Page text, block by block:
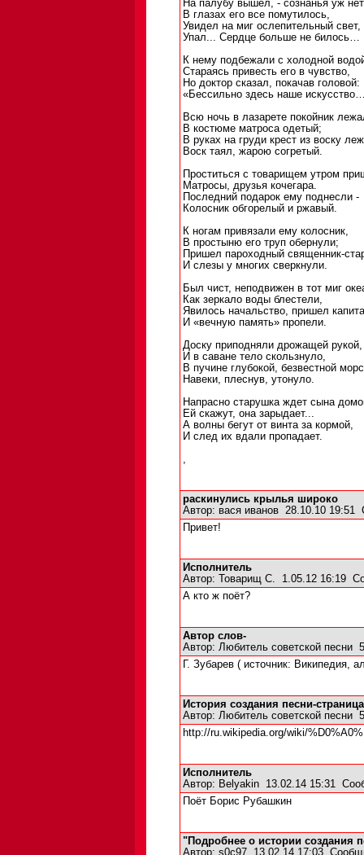
На палубу вышел, - сознанья уж
В глазах его все помутилось,
Увидел на миг ослепительный свет,
Упал... Сердце больше не билось…
К нему подбежали с холодной
Стараясь привесть его в чувство,
Но доктор сказал, покачав головой:
«Бессильно здесь наше
Всю ночь в лазарете покойник
В костюме матроса одетый;
В руках на груди крест из воску
Воск таял, жарою согретый.
Проститься с товарищем утром
Матросы, друзья кочегара.
Последний подарок ему поднесли -
Колосник обгорелый и ржавый.
К ногам привязали ему колосник,
В простыню его труп обернули;
Пришел пароходный священник-
И слезы у многих сверкнули.
Был чист, неподвижен в тот миг
Как зеркало воды блестели,
Явилось начальство, пришел
И «вечную память» пропели.
Доску приподняли дрожащей рукой,
И в саване тело скользнуло,
В пучине глубокой, безвестной
Навеки, плеснув, утонуло.
Напрасно старушка ждет сына
Ей скажут, она зарыдает...
А волны бегут от винта за кормой,
И след их вдали пропадает.
,
раскинулись крылья широко
Автор: вася иванов 28.10.10 19:51
Привет!
Исполнитель
Автор:
Товарищ С. 1.05.12 16:19
А кто ж поёт?
Автор слов-
Автор: Любитель советской песни
Г. Зубарев ( источник: Википедия,
История создания песни-
Автор: Любитель советской песни
http://ru.wikipedia.org/wiki/
Исполнитель
Автор: Belyakin 13.02.14 15:31
Поёт Борис Рубашкин
"Подробнее о истории создания
Автор: s0c97 13.02.14 17:03